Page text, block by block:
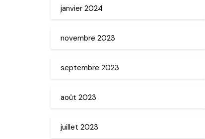
janvier 2024
novembre 2023
septembre 2023
août 2023
juillet 2023